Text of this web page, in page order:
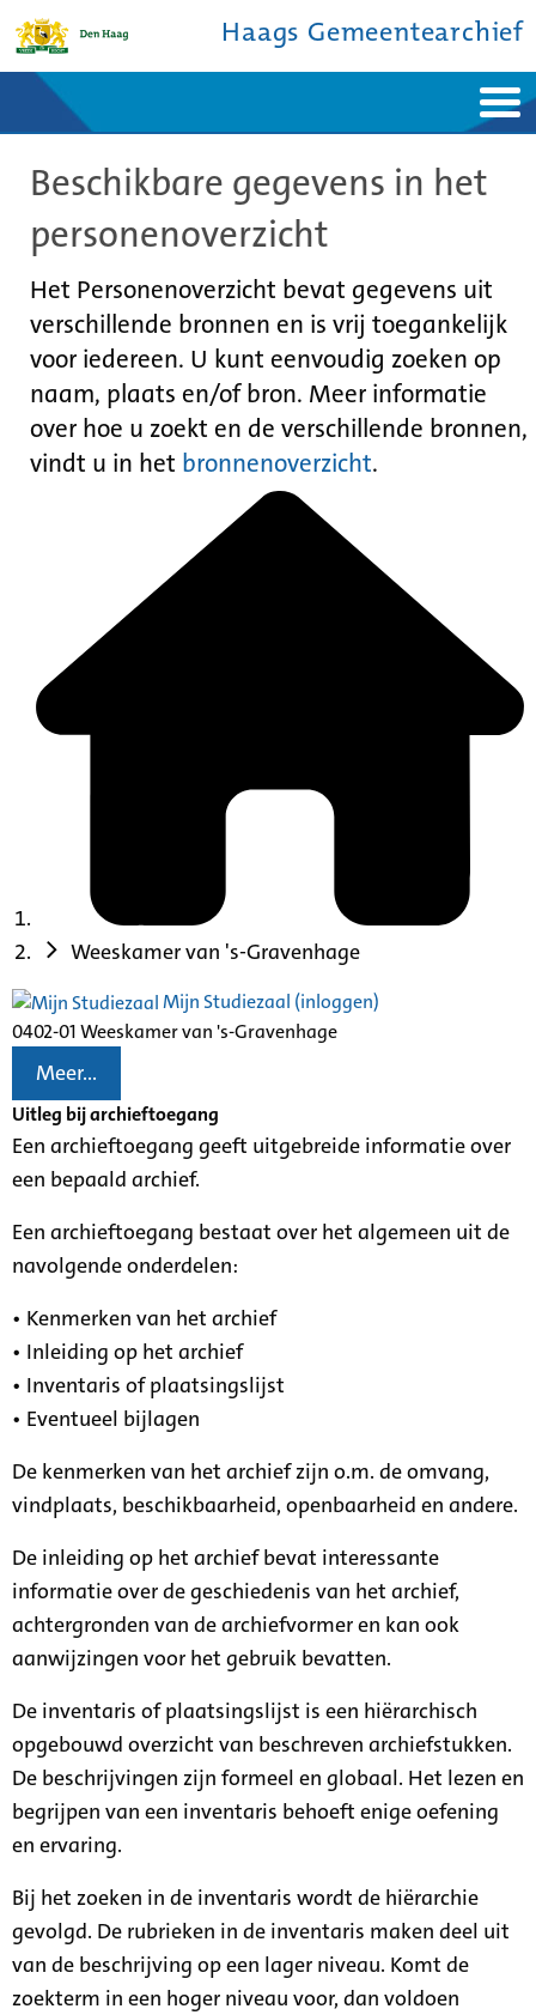
Haags Gemeentearchief
Ontdek de stad
De studiezaal
Bronnen en collecties
Contact
Beschikbare gegevens in het
personenoverzicht
Het Personenoverzicht bevat gegevens uit
verschillende bronnen en is vrij toegankelijk
voor iedereen. U kunt eenvoudig zoeken op
naam, plaats en/of bron. Meer informatie
over hoe u zoekt en de verschillende bronnen,
vindt u in het bronnenoverzicht.
Weeskamer van 's-Gravenhage
Mijn Studiezaal (inloggen)
0402-01 Weeskamer van 's-Gravenhage
Meer...
Uitleg bij archieftoegang
Een archieftoegang geeft uitgebreide informatie over
een bepaald archief.
Een archieftoegang bestaat over het algemeen uit de
navolgende onderdelen:
• Kenmerken van het archief
• Inleiding op het archief
• Inventaris of plaatsingslijst
• Eventueel bijlagen
De kenmerken van het archief zijn o.m. de omvang,
vindplaats, beschikbaarheid, openbaarheid en andere.
De inleiding op het archief bevat interessante
informatie over de geschiedenis van het archief,
achtergronden van de archiefvormer en kan ook
aanwijzingen voor het gebruik bevatten.
De inventaris of plaatsingslijst is een hiërarchisch
opgebouwd overzicht van beschreven archiefstukken.
De beschrijvingen zijn formeel en globaal. Het lezen en
begrijpen van een inventaris behoeft enige oefening
en ervaring.
Bij het zoeken in de inventaris wordt de hiërarchie
gevolgd. De rubrieken in de inventaris maken deel uit
van de beschrijving op een lager niveau. Komt de
zoekterm in een hoger niveau voor, dan voldoen